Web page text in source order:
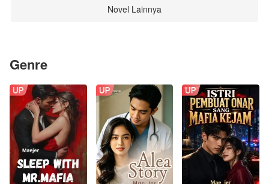
Novel Lainnya
Genre